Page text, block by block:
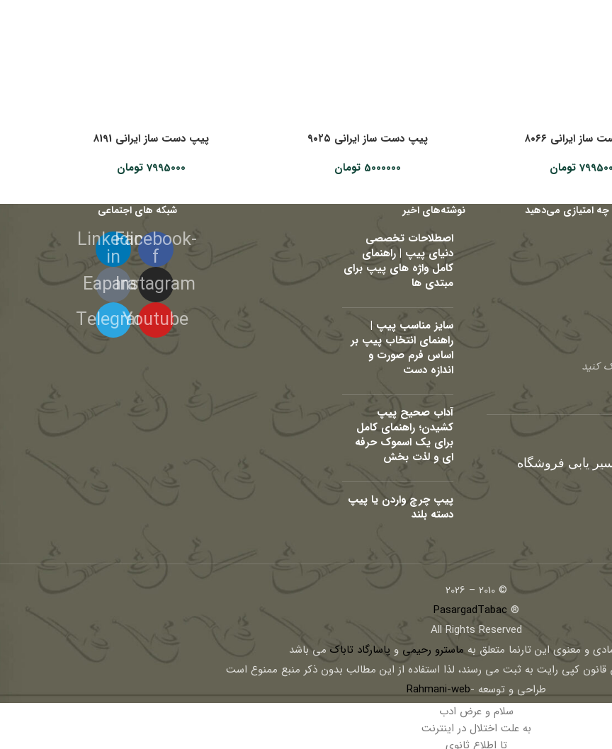
ایرانی ۸۰۶۶
تومان
پیپ دست ساز ایرانی ۹۰۲۵
5000000 تومان
پیپ دست ساز ایرانی 8191
7995000 تومان
چه امتیازی می‌دهید
کنید
یابی فروشگاه
نوشته‌های اخیر
اصطلاحات تخصصی
دنیای پیپ | راهنمای
کامل واژه های پیپ برای
مبتدی ها
سایز مناسب پیپ |
راهنمای انتخاب پیپ بر
اساس فرم صورت و
اندازه دست
آداب صحیح پیپ
کشیدن؛ راهنمای کامل
برای یک اسموک حرفه
ای و لذت بخش
پیپ چرچ واردن یا پیپ
دسته بلند
شبکه های اجتماعی
Facebook-
f
Linkedin-
in
Instagram
Eaparat
Youtube
Telegram
© 2010 – 2026
®
PasargadTabac
All Rights Reserved
و معنوی اين تارنما متعلق به ماسترو رحیمی و پاسارگاد تاباک می باشد
قانون کپی رایت به ثبت می رسند، لذا استفاده از این مطالب بدون ذکر منبع ممنوع است
طراحی و توسعه -Rahmani-web
سلام و عرض ادب
به علت اختلال در اینترنت
تا اطلاع ثانوی